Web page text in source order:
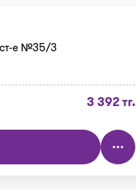
е №35/3
3 392 тг.